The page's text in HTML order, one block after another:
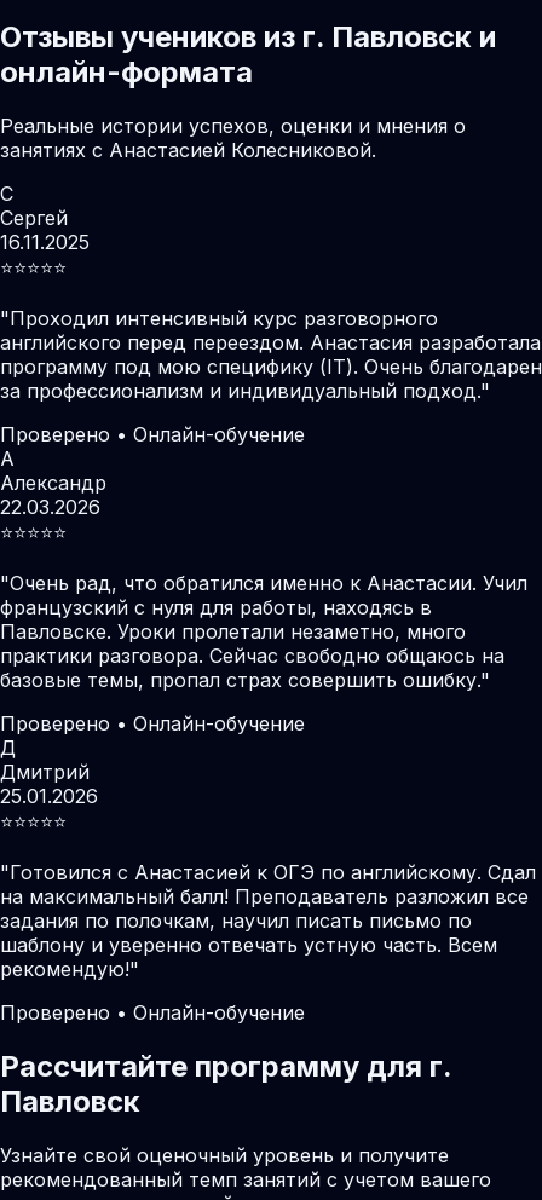
Отзывы учеников из г. Павловск и
онлайн-формата
Реальные истории успехов, оценки и мнения о
занятиях с Анастасией Колесниковой.
С
Сергей
16.11.2025
⭐️⭐️⭐️⭐️⭐️
"Проходил интенсивный курс разговорного
английского перед переездом. Анастасия разработала
программу под мою специфику (IT). Очень благодарен
за профессионализм и индивидуальный подход."
Проверено • Онлайн-обучение
А
Александр
22.03.2026
⭐️⭐️⭐️⭐️⭐️
"Очень рад, что обратился именно к Анастасии. Учил
французский с нуля для работы, находясь в
Павловске. Уроки пролетали незаметно, много
практики разговора. Сейчас свободно общаюсь на
базовые темы, пропал страх совершить ошибку."
Проверено • Онлайн-обучение
Д
Дмитрий
25.01.2026
⭐️⭐️⭐️⭐️⭐️
"Готовился с Анастасией к ОГЭ по английскому. Сдал
на максимальный балл! Преподаватель разложил все
задания по полочкам, научил писать письмо по
шаблону и уверенно отвечать устную часть. Всем
рекомендую!"
Проверено • Онлайн-обучение
Рассчитайте программу для г.
Павловск
Узнайте свой оценочный уровень и получите
рекомендованный темп занятий с учетом вашего